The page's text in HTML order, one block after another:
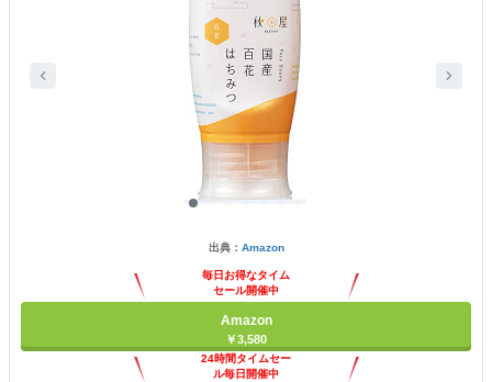
出典： Amazon
毎日お得なタイム
セール開催中
Amazon
￥3,580
24時間タイムセー
ル毎日開催中